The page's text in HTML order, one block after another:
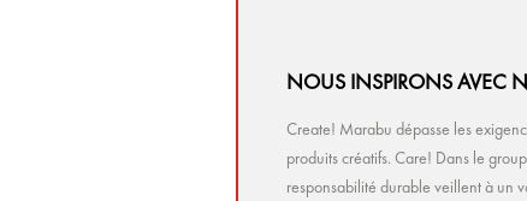
NOUS INSPIRONS AVEC
Create! Marabu dépasse les
produits créatifs. Care! Dans le
responsabilité durable veillent à un